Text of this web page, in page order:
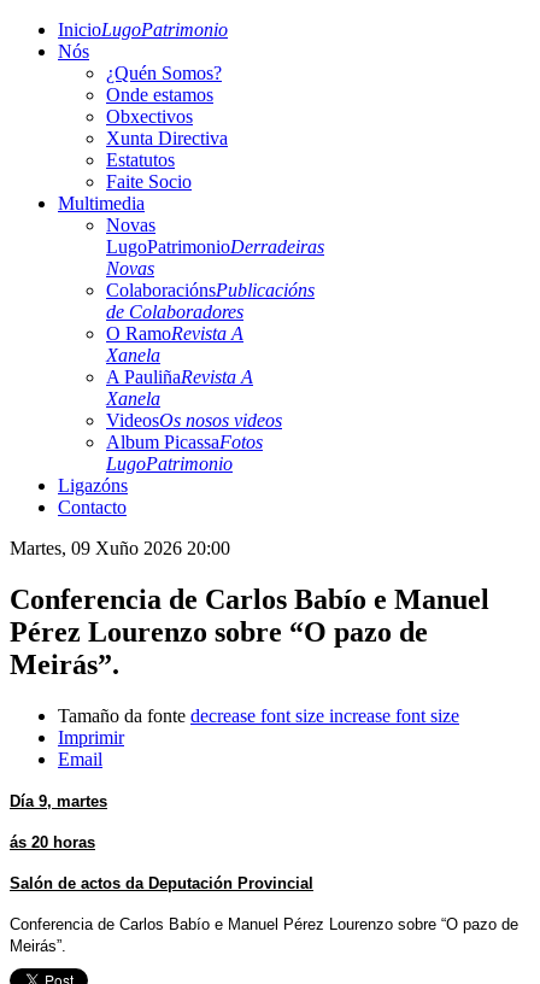
InicioLugoPatrimonio
Nós
¿Quén Somos?
Onde estamos
Obxectivos
Xunta Directiva
Estatutos
Faite Socio
Multimedia
Novas
LugoPatrimonioDerradeiras
Novas
ColaboraciónsPublicacións
de Colaboradores
O RamoRevista A
Xanela
A PauliñaRevista A
Xanela
VideosOs nosos videos
Album PicassaFotos
LugoPatrimonio
Ligazóns
Contacto
Martes, 09 Xuño 2026 20:00
Conferencia de Carlos Babío e Manuel
Pérez Lourenzo sobre “O pazo de
Meirás”.
Tamaño da fonte decrease font size increase font size
Imprimir
Email
Día 9, martes
ás 20 horas
Salón de actos da Deputación Provincial
Conferencia de Carlos Babío e Manuel Pérez Lourenzo sobre “O pazo de
Meirás”.